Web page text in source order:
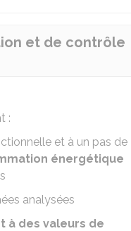
et de contrôle
:
et à un pas de
énergétique
analysées
à des valeurs de